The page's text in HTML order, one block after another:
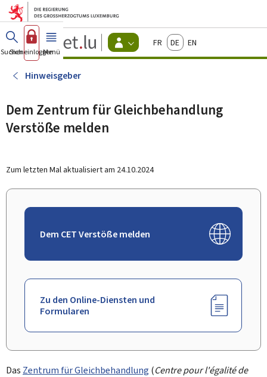
Zum Hauptmenü
Zum Inhalt
Guichet.lu
Changer
d'espace
actif
FrançaisDeutschEnglish
Suchen
Sich einloggen
Menü Haupt-
Hinweisgeber
Dem Zentrum für Gleichbehandlung
Verstöße melden
Zum letzten Mal aktualisiert am 24.10.2024
Dem CET Verstöße melden
Zu den Online-Diensten und
Formularen
Das Zentrum für Gleichbehandlung (Centre pour l'égalité de